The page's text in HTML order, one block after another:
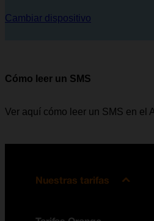
Cambiar dispositivo
Cómo leer un SMS
Ver aquí cómo leer un SMS en el
Nuestras tarifas